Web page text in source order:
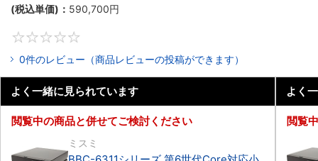
(税込単価)： 590,700円
0件のレビュー（商品レビューの投稿ができます）
よく一緒に見られています
閲覧中の商品と併せてご検討ください
ミスミ
よく
閲覧